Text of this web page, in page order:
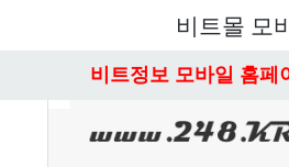
비트몰 모
비트정보 모바일 홈페